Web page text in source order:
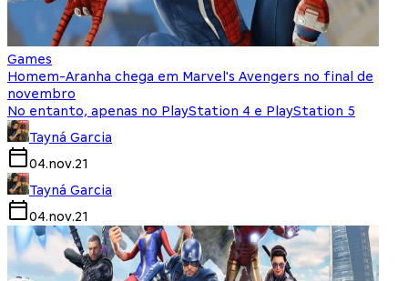
Games
Homem-Aranha chega em Marvel's Avengers no final de
novembro
No entanto, apenas no PlayStation 4 e PlayStation 5
Tayná Garcia
04.nov.21
Tayná Garcia
04.nov.21